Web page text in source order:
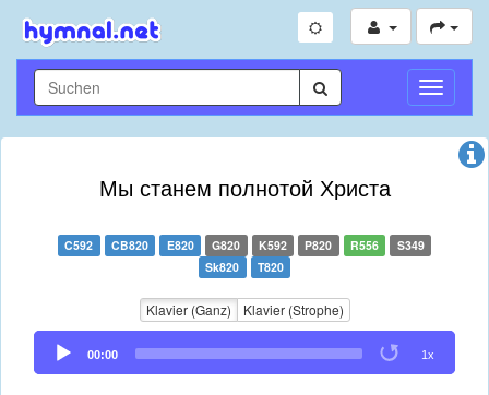
Мы станем полнотой Христа
C592 CB820 E820 G820 K592 P820 R556
S349
Sk820
T820
Klavier (Ganz) Klavier (Strophe)
Audio
Player
00:00 1x